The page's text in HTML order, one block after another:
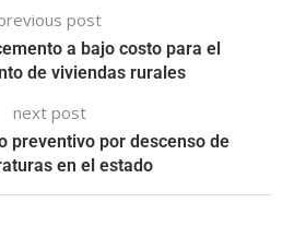
post
a bajo costo para el
de viviendas rurales
next post
preventivo por descenso de
en el estado